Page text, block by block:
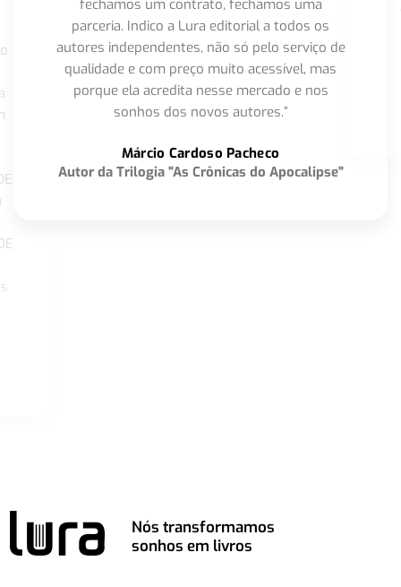
fechamos um contrato, fechamos uma
parceria. Indico a Lura editorial a todos os
autores independentes, não só pelo serviço de
qualidade e com preço muito acessível, mas
porque ela acredita nesse mercado e nos
sonhos dos novos autores.”
Márcio Cardoso Pacheco
Autor da Trilogia "As Crônicas do Apocalipse"
Nós transformamos
sonhos em livros